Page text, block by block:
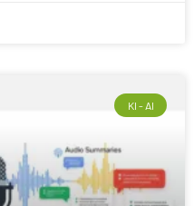
KI - AI